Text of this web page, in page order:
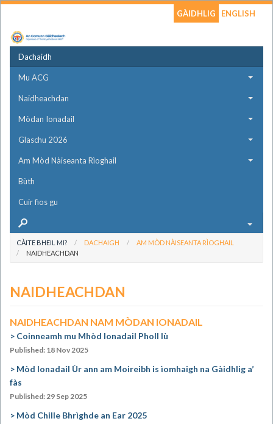
GÀIDHLIG ENGLISH
Dachaidh
Mu ACG
Naidheachdan
Mòdan Ionadail
Glaschu 2026
Am Mòd Nàiseanta Rìoghail
Bùth
Cuir fios gu
CÀITE BHEIL MI? DACHAIGH
AM MÒD NÀISEANTA RÌOGHAIL
NAIDHEACHDAN
NAIDHEACHDAN
NAIDHEACHDAN NAM MÒDAN IONADAIL
Coinneamh mu Mhòd Ionadail Pholl Iù
Published: 18 Nov 2025
Mòd Ionadail Ùr ann am Moireibh is ìomhaigh na Gàidhlig a’
fàs
Published: 29 Sep 2025
Mòd Chille Bhrìghde an Ear 2025